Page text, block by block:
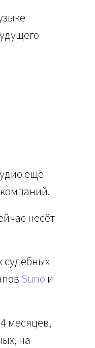
ещё
несёт
судебных
Suno и
месяцев,
на